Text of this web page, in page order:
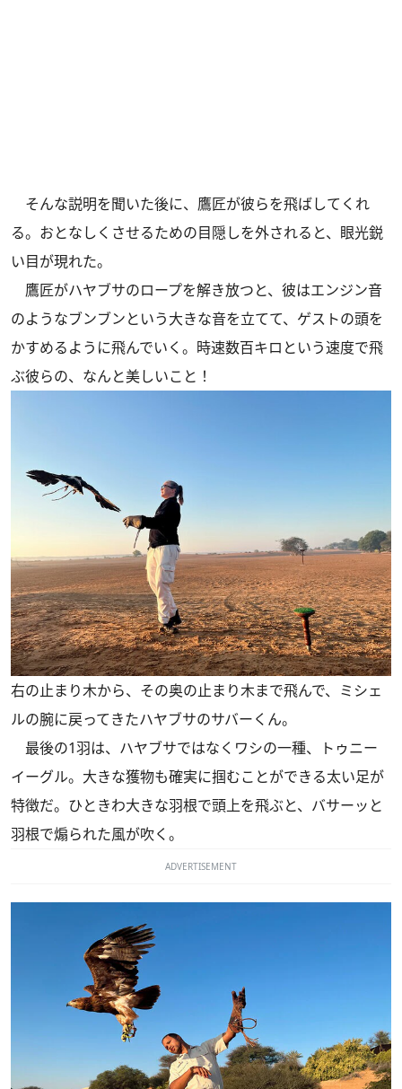
そんな説明を聞いた後に、鷹匠が彼らを飛ばしてくれ
る。おとなしくさせるための目隠しを外されると、眼光鋭
い目が現れた。
鷹匠がハヤブサのロープを解き放つと、彼はエンジン音
のようなブンブンという大きな音を立てて、ゲストの頭を
かすめるように飛んでいく。時速数百キロという速度で飛
ぶ彼らの、なんと美しいこと！
右の止まり木から、その奥の止まり木まで飛んで、ミシェ
ルの腕に戻ってきたハヤブサのサバーくん。
最後の1羽は、ハヤブサではなくワシの一種、トゥニー
イーグル。大きな獲物も確実に掴むことができる太い足が
特徴だ。ひときわ大きな羽根で頭上を飛ぶと、バサーッと
羽根で煽られた風が吹く。
ADVERTISEMENT